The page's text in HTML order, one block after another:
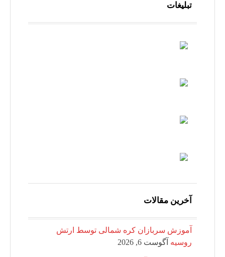
تبلیغات
آخرین مقالات
آموزش سربازان کره شمالی توسط ارتش
روسیه آگوست 6, 2026